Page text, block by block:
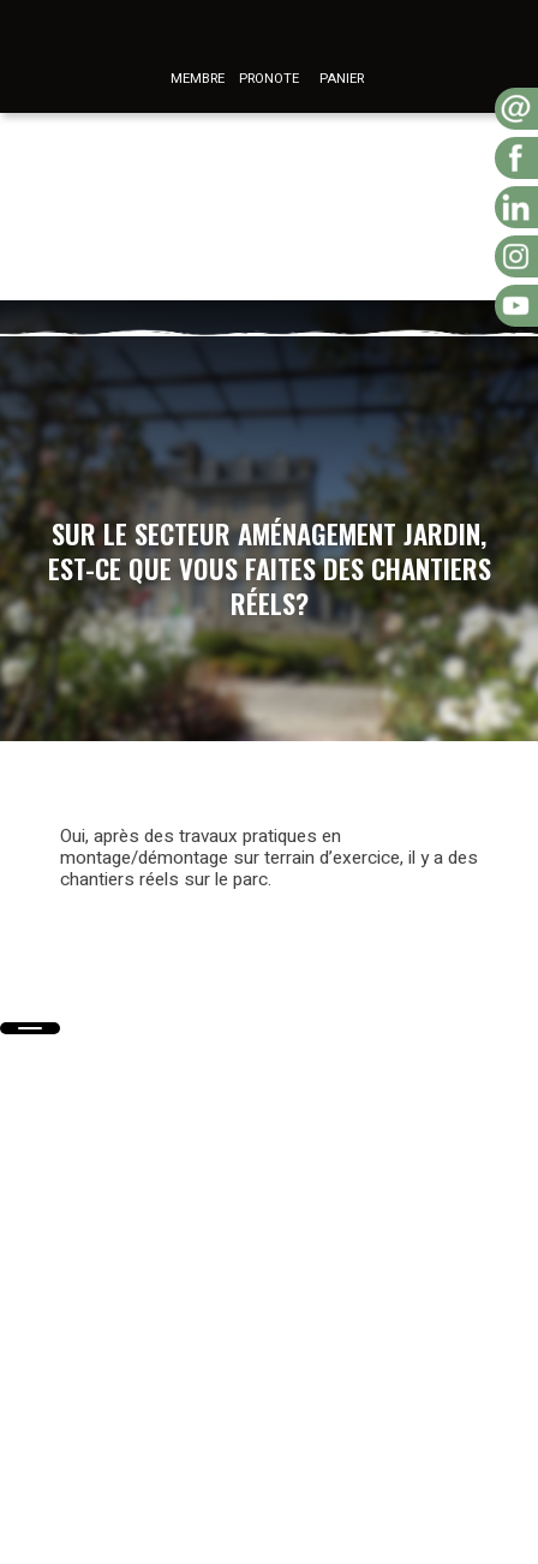
MEMBRE PRONOTE PANIER
SUR LE SECTEUR AMÉNAGEMENT JARDIN,
EST-CE QUE VOUS FAITES DES CHANTIERS
RÉELS?
Oui, après des travaux pratiques en
montage/démontage sur terrain d’exercice, il y a des
chantiers réels sur le parc.